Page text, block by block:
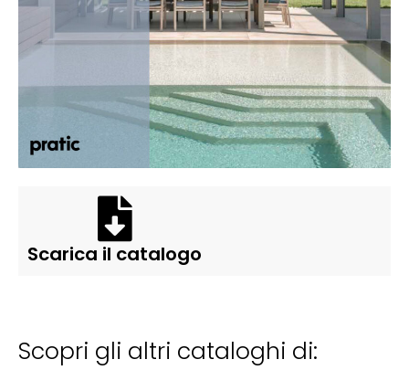
Scarica il catalogo
Scopri gli altri cataloghi di: